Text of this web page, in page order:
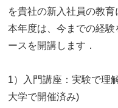
を貴社の新入社員の教育
本年度は、今までの経
ースを開講します．
1）入門講座：実験で理
大学で開催済み)